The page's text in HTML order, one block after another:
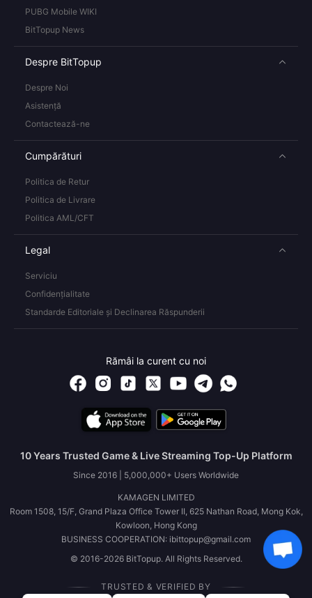
PUBG Mobile WIKI
BitTopup News
Despre BitTopup
Despre Noi
Asistență
Contactează-ne
Cumpărături
Politica de Retur
Politica de Livrare
Politica AML/CFT
Legal
Serviciu
Confidențialitate
Standarde Editoriale și Declinarea Răspunderii
Rămâi la curent cu noi
10 Years Trusted Game & Live Streaming Top-Up Platform
Since 2016 | 5,000,000+ Users Worldwide
KAMAGEN LIMITED
Room 1508, 15/F, Grand Plaza Office Tower II, 625 Nathan Road, Mong Kok,
Kowloon, Hong Kong
BUSINESS COOPERATION: ibittopup@gmail.com
© 2016-2026 BitTopup. All Rights Reserved.
TRUSTED & VERIFIED BY